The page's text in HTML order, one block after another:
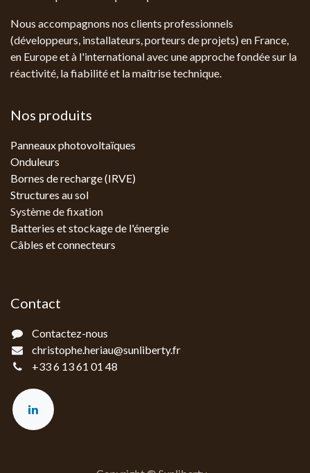
Nous accompagnons nos clients professionnels
(développeurs, installateurs, porteurs de projets) en France,
en Europe et à l'international avec une approche fondée sur la
réactivité, la fiabilité et la maîtrise technique.
Nos produits
Panneaux photovoltaïques
Onduleurs
Bornes de recharge (IRVE)
Structures au sol
Système de fixation
Batteries et stockage de l'énergie
Câbles et connecteurs
Contact
Contactez-nous
christophe.heriau@sunliberty.fr
+33 6 13 61 01 48‬